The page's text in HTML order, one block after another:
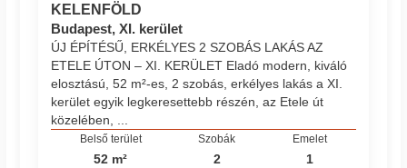
KELENFÖLD
Budapest, XI. kerület
ÚJ ÉPÍTÉSŰ, ERKÉLYES 2 SZOBÁS LAKÁS AZ
ETELE ÚTON – XI. KERÜLET Eladó modern, kiváló
elosztású, 52 m²-es, 2 szobás, erkélyes lakás a XI.
kerület egyik legkeresettebb részén, az Etele út
közelében, ...
Belső terület
52 m²
Szobák
2
Emelet
1